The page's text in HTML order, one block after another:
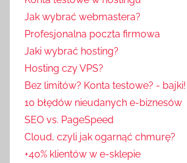
Jak wybrać webmastera?
Profesjonalna poczta firmowa
Jaki wybrać hosting?
Hosting czy VPS?
Bez limitów? Konta testowe? - bajki!
10 błędów nieudanych e-biznesów
SEO vs. PageSpeed
Cloud, czyli jak ogarnąć chmurę?
+40% klientów w e-sklepie